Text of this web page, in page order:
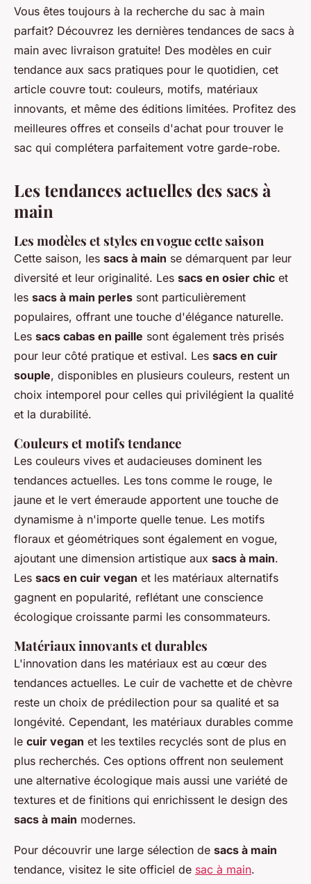
Découvrez les tendances du
sac à main avec livraison
gratuite
Alix•20 septembre 2024•5 min de lecture
Vous êtes toujours à la recherche du sac à main
parfait? Découvrez les dernières tendances de sacs à
main avec livraison gratuite! Des modèles en cuir
tendance aux sacs pratiques pour le quotidien, cet
article couvre tout: couleurs, motifs, matériaux
innovants, et même des éditions limitées. Profitez des
meilleures offres et conseils d'achat pour trouver le
sac qui complétera parfaitement votre garde-robe.
Les tendances actuelles des sacs à
main
Les modèles et styles en vogue cette saison
Cette saison, les sacs à main se démarquent par leur
diversité et leur originalité. Les sacs en osier chic et
les sacs à main perles sont particulièrement
populaires, offrant une touche d'élégance naturelle.
Les sacs cabas en paille sont également très prisés
pour leur côté pratique et estival. Les sacs en cuir
souple, disponibles en plusieurs couleurs, restent un
choix intemporel pour celles qui privilégient la qualité
et la durabilité.
Couleurs et motifs tendance
Les couleurs vives et audacieuses dominent les
tendances actuelles. Les tons comme le rouge, le
jaune et le vert émeraude apportent une touche de
dynamisme à n'importe quelle tenue. Les motifs
floraux et géométriques sont également en vogue,
ajoutant une dimension artistique aux sacs à main.
Les sacs en cuir vegan et les matériaux alternatifs
gagnent en popularité, reflétant une conscience
écologique croissante parmi les consommateurs.
Matériaux innovants et durables
L'innovation dans les matériaux est au cœur des
tendances actuelles. Le cuir de vachette et de chèvre
reste un choix de prédilection pour sa qualité et sa
longévité. Cependant, les matériaux durables comme
le cuir vegan et les textiles recyclés sont de plus en
plus recherchés. Ces options offrent non seulement
une alternative écologique mais aussi une variété de
textures et de finitions qui enrichissent le design des
sacs à main modernes.
Pour découvrir une large sélection de sacs à main
tendance, visitez le site officiel de sac à main.